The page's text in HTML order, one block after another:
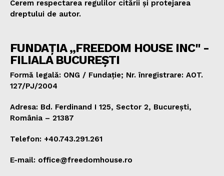
Cerem respectarea regulilor citării și protejarea
dreptului de autor.
FUNDAȚIA „FREEDOM HOUSE INC" -
FILIALA BUCUREȘTI
Formă legală: ONG / Fundație; Nr. înregistrare: AOT.
127/PJ/2004
Adresa: Bd. Ferdinand I 125, Sector 2, București,
România – 21387
Telefon: +40.743.291.261
E-mail: office@freedomhouse.ro